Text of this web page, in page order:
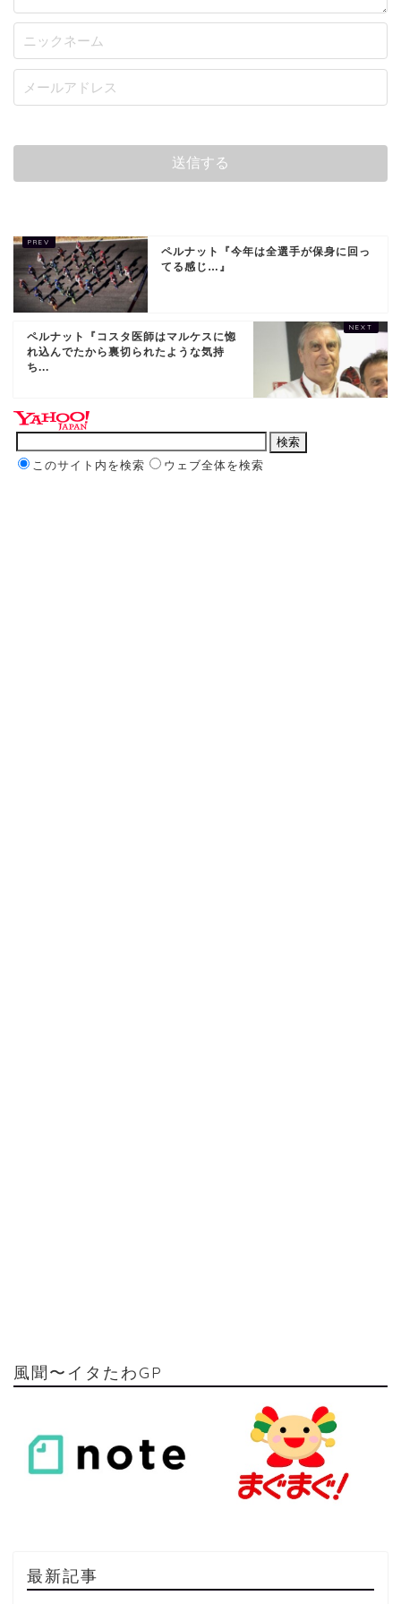
ペルナット『今年は全選手が保身に回っ
てる感じ…』
ペルナット『コスタ医師はマルケスに惚
れ込んでたから裏切られたような気持
ち...
このサイト内を検索 ウェブ全体を検索
風聞〜イタたわGP
最新記事